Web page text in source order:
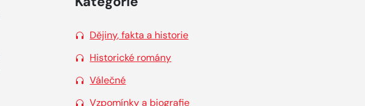
Dějiny, fakta a historie
Historické romány
Válečné
Vzpomínky a biografie